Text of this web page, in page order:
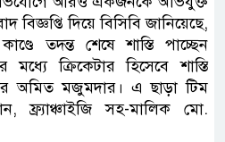
দিয়ে বিসিবি জানিয়েছে,
তদন্ত শেষে শাস্তি পাচ্ছেন
ক্রিকেটার হিসেবে শাস্তি
অমিত মজুমদার। এ ছাড়া টিম
ফ্র্যাঞ্চাইজি সহ-মালিক মো.